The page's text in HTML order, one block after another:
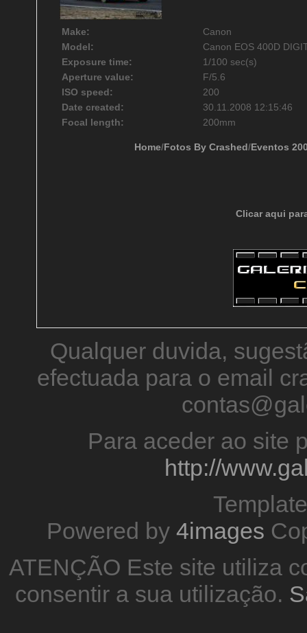
Make:
Canon
Model:
Canon EOS 400D
Exposure time:
1/100 sec(s)
Aperture value:
F/5.6
ISO speed:
200
Date created:
30.11.2008 12:15:46
Focal length:
200mm
Home/Fotos By Crashed/Eventos
Clicar aqui
Qualquer duvida,
efectuada para o email
Para aceder ao site
http://
Powered by 4images
ATENÇÃO Este site utiliza
consentir a sua utilização.